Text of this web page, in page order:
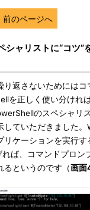
前のページへ
ャリストに“コツ”
返さないためにはコ
を正しく使い分けれ
のスペシャリ
していただきました
リケーションを実行
ば、コマンドプロン
るというのです（画面